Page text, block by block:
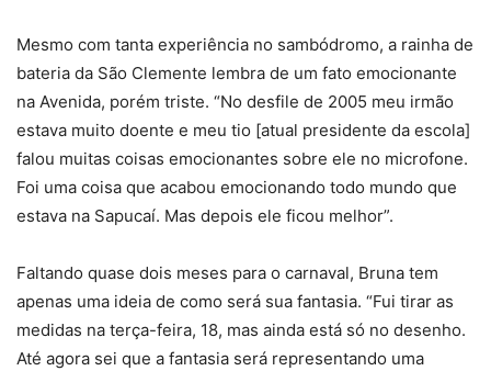
Mesmo com tanta experiência no sambódromo, a rainha de
bateria da São Clemente lembra de um fato emocionante
na Avenida, porém triste. “No desfile de 2005 meu irmão
estava muito doente e meu tio [atual presidente da escola]
falou muitas coisas emocionantes sobre ele no microfone.
Foi uma coisa que acabou emocionando todo mundo que
estava na Sapucaí. Mas depois ele ficou melhor”.
Faltando quase dois meses para o carnaval, Bruna tem
apenas uma ideia de como será sua fantasia. “Fui tirar as
medidas na terça-feira, 18, mas ainda está só no desenho.
Até agora sei que a fantasia será representando uma